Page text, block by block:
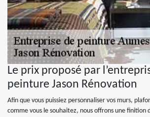
Le prix proposé par
peinture Jason Rénovation
Afin que vous puissiez personnaliser vos murs,
comme vous le souhaitez, nous offrons une finition